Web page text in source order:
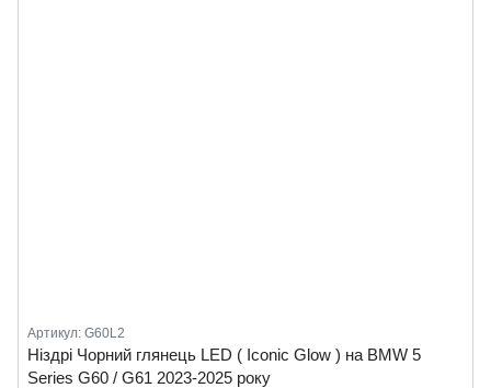
Артикул: G60L2
Ніздрі Чорний глянець LED ( Iconic Glow ) на BMW 5
Series G60 / G61 2023-2025 року